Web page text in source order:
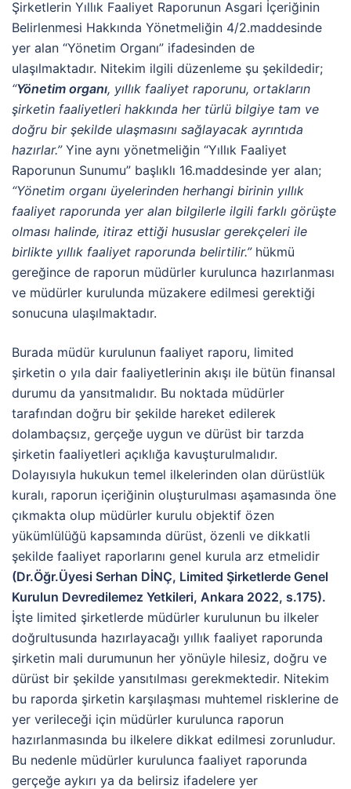
Şirketlerin Yıllık Faaliyet Raporunun Asgari İçeriğinin
Belirlenmesi Hakkında Yönetmeliğin 4/2.maddesinde
yer alan “Yönetim Organı” ifadesinden de
ulaşılmaktadır. Nitekim ilgili düzenleme şu şekildedir;
“Yönetim organı, yıllık faaliyet raporunu, ortakların
şirketin faaliyetleri hakkında her türlü bilgiye tam ve
doğru bir şekilde ulaşmasını sağlayacak ayrıntıda
hazırlar.” Yine aynı yönetmeliğin “Yıllık Faaliyet
Raporunun Sunumu” başlıklı 16.maddesinde yer alan;
“Yönetim organı üyelerinden herhangi birinin yıllık
faaliyet raporunda yer alan bilgilerle ilgili farklı görüşte
olması halinde, itiraz ettiği hususlar gerekçeleri ile
birlikte yıllık faaliyet raporunda belirtilir.”hükmü
gereğince de raporun müdürler kurulunca hazırlanması
ve müdürler kurulunda müzakere edilmesi gerektiği
sonucuna ulaşılmaktadır.
Burada müdür kurulunun faaliyet raporu, limited
şirketin o yıla dair faaliyetlerinin akışı ile bütün finansal
durumu da yansıtmalıdır. Bu noktada müdürler
tarafından doğru bir şekilde hareket edilerek
dolambaçsız, gerçeğe uygun ve dürüst bir tarzda
şirketin faaliyetleri açıklığa kavuşturulmalıdır.
Dolayısıyla hukukun temel ilkelerinden olan dürüstlük
kuralı, raporun içeriğinin oluşturulması aşamasında öne
çıkmakta olup müdürler kurulu objektif özen
yükümlülüğü kapsamında dürüst, özenli ve dikkatli
şekilde faaliyet raporlarını genel kurula arz etmelidir
(Dr.Öğr.Üyesi Serhan DİNÇ, Limited Şirketlerde Genel
Kurulun Devredilemez Yetkileri, Ankara 2022, s.175).
İşte limited şirketlerde müdürler kurulunun bu ilkeler
doğrultusunda hazırlayacağı yıllık faaliyet raporunda
şirketin mali durumunun her yönüyle hilesiz, doğru ve
dürüst bir şekilde yansıtılması gerekmektedir. Nitekim
bu raporda şirketin karşılaşması muhtemel risklerine de
yer verileceği için müdürler kurulunca raporun
hazırlanmasında bu ilkelere dikkat edilmesi zorunludur.
Bu nedenle müdürler kurulunca faaliyet raporunda
gerçeğe aykırı ya da belirsiz ifadelere yer